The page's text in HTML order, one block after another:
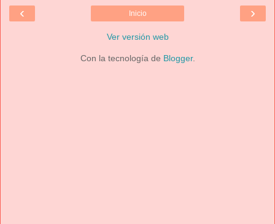
‹ ›
Inicio
Ver versión web
Con la tecnología de Blogger.